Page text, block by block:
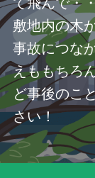
敷地内の木
事故につな
えももちろ
ど事後のこ
さい！